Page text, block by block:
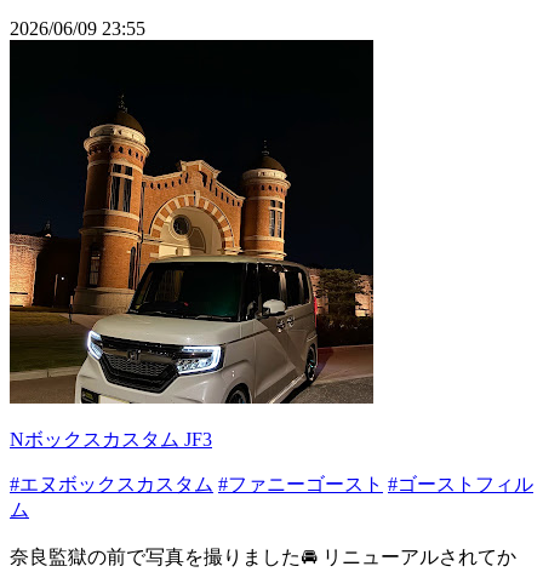
2026/06/09 23:55
Nボックスカスタム JF3
#エヌボックスカスタム #ファニーゴースト #ゴーストフィル
ム
奈良監獄の前で写真を撮りました🚘 リニューアルされてか